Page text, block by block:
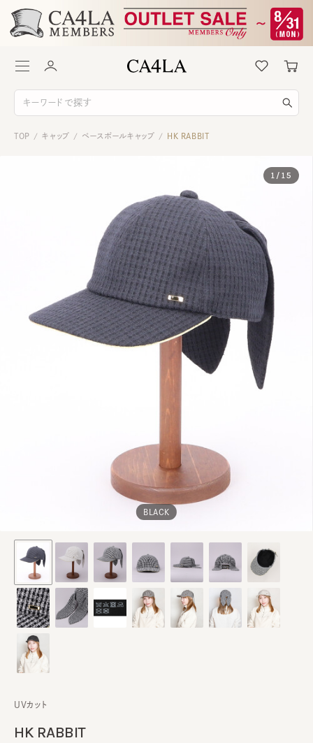
TOP / キャップ / ベースボールキャップ / HK RABBIT
BLACK
1 / 15
HK RABBIT
UVカット